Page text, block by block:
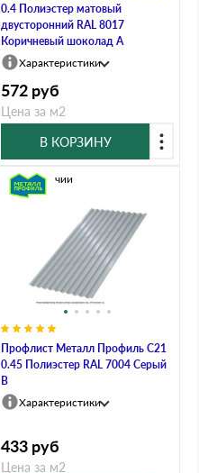
0.4 Полиэстер матовый
двусторонний RAL 8017
Коричневый шоколад A
Характеристики
572 руб
Цена за м2
В КОРЗИНУ
Профлист Металл Профиль C21
0.45 Полиэстер RAL 7004 Серый
B
В наличии
Характеристики
433 руб
Цена за м2